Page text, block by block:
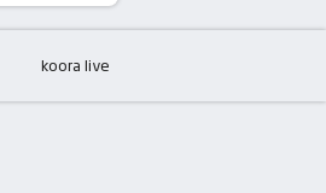
koora live